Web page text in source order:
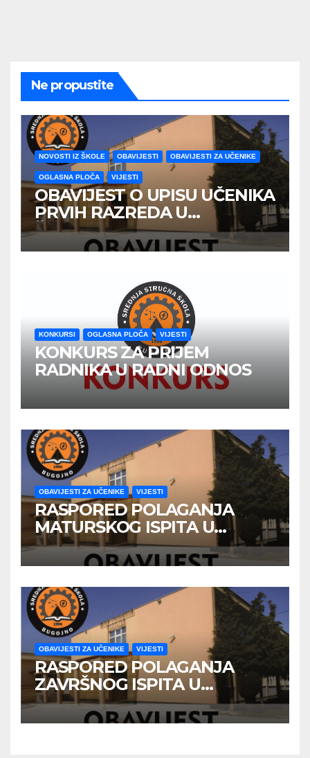
Ne propustite
NOVOSTI IZ ŠKOLE OBAVIJESTI OBAVIJESTI ZA UČENIKE
OGLASNA PLOČA VIJESTI
OBAVIJEST O UPISU UČENIKA
PRVIH RAZREDA U
ŠKOLSKOJ 2026/2027
GODINE
KONKURSI OGLASNA PLOČA VIJESTI
KONKURS ZA PRIJEM
RADNIKA U RADNI ODNOS
OBAVIJESTI ZA UČENIKE VIJESTI
RASPORED POLAGANJA
MATURSKOG ISPITA U
JUNSKOM ISPITNOM ROKU
OBAVIJESTI ZA UČENIKE VIJESTI
RASPORED POLAGANJA
ZAVRŠNOG ISPITA U
JUNSKOM ISPITNOM ROKU